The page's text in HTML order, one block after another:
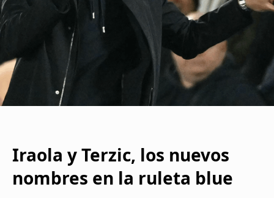
Iraola y Terzic, los nuevos
nombres en la ruleta blue